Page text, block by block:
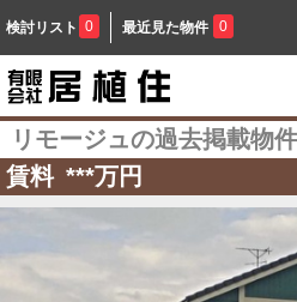
検討リスト 0 最近見た物件 0
リモージュの過去掲載物
賃料 ***万円